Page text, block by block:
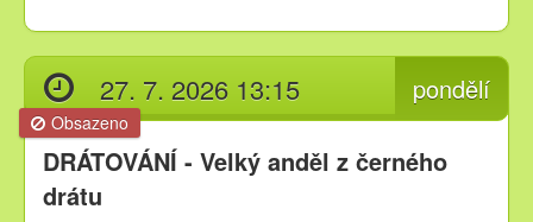
pondělí
27. 7. 2026 13:15
Obsazeno
DRÁTOVÁNÍ - Velký anděl z černého
drátu